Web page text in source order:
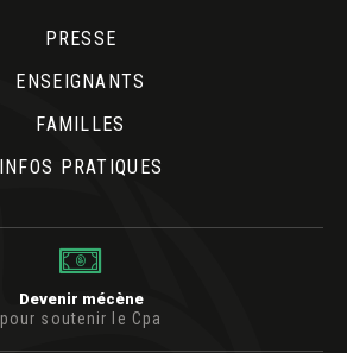
PRESSE
ENSEIGNANTS
FAMILLES
INFOS PRATIQUES
Devenir mécène
pour soutenir le Cpa